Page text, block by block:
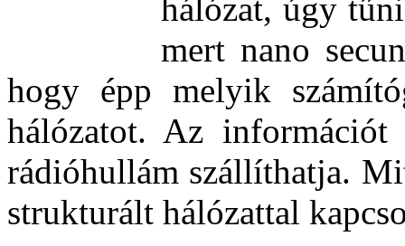
hálózat, úgy
mert nano
hogy épp melyik
hálózatot. Az
rádióhullám szállíthatja.
strukturált hálózattal